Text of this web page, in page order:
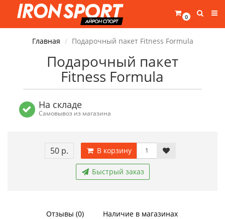
0
Главная Подарочный пакет Fitness Formula
Подарочный пакет
Fitness Formula
На складе
Самовывоз из магазина
50 р. В корзину
Быстрый заказ
Отзывы (0) Наличие в магазинах